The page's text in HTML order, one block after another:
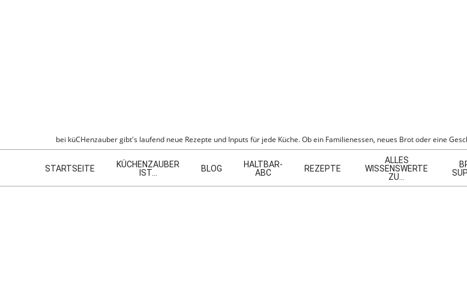
KÜCHENZAUBER
bei küCHenzauber gibt's laufend neue Rezepte und Inputs für jede Küche. Ob ein Familienessen, neues Brot oder eine
Menu
STARTSEITE
KÜCHENZAUBER
IST…
BLOG
HALTBAR-
ABC
REZEPTE
ALLES
WISSENSWERTE
ZU…